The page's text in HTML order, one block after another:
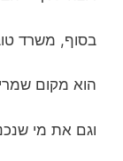
בסוף, משרד
הוא מקום
וגם את מי